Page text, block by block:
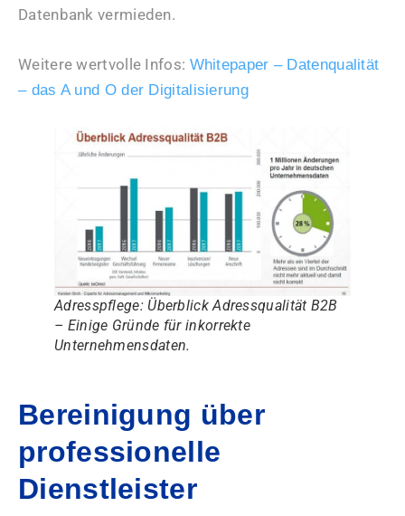
Datenbank vermieden.
Weitere wertvolle Infos: Whitepaper – Datenqualität
– das A und O der Digitalisierung
Adresspflege: Überblick Adressqualität B2B
– Einige Gründe für inkorrekte
Unternehmensdaten.
Bereinigung über
professionelle
Dienstleister